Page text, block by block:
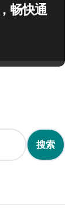
畅快通